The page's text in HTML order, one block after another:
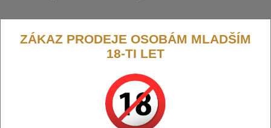
ZÁKAZ PRODEJE OSOBÁM MLADŠÍM
18-TI LET